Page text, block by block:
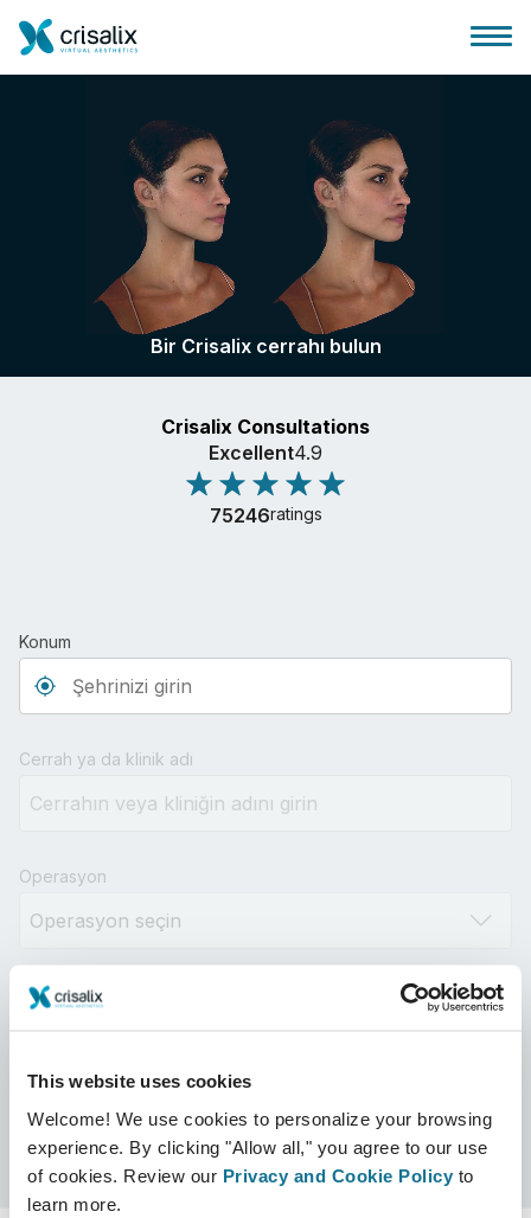
This website uses cookies
Welcome! We use cookies to personalize your browsing
experience. By clicking "Allow all," you agree to our use
of cookies. Review our Privacy and Cookie Policy to
learn more.
Cerrah ana sayfası
3D İş Platformu
Planlar
Hasta incelemeleri
Bir Crisalix cerrahı bulun
Crisalix Consultations
Excellent4.9
75246ratings
Konum
Cerrah ya da klinik adı
Operasyon
Mesafe
Crisalix garantili Ara